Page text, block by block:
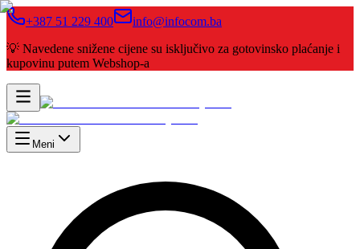
+387 51 229 400
info@infocom.ba
💡 Navedene snižene cijene su isključivo za gotovinsko plaćanje i
kupovinu putem Webshop-a
Meni